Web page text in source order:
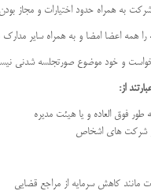
شرکت به همراه حدود اختیارات و مجاز
را همه اعضا امضا و به همراه سایر
و خود موضوع صورتجلسه شدنی
از:
فوق العاده و یا هیئت مدیره
شرکت های اشخاص
کاهش سرمایه از مراجع قضایی